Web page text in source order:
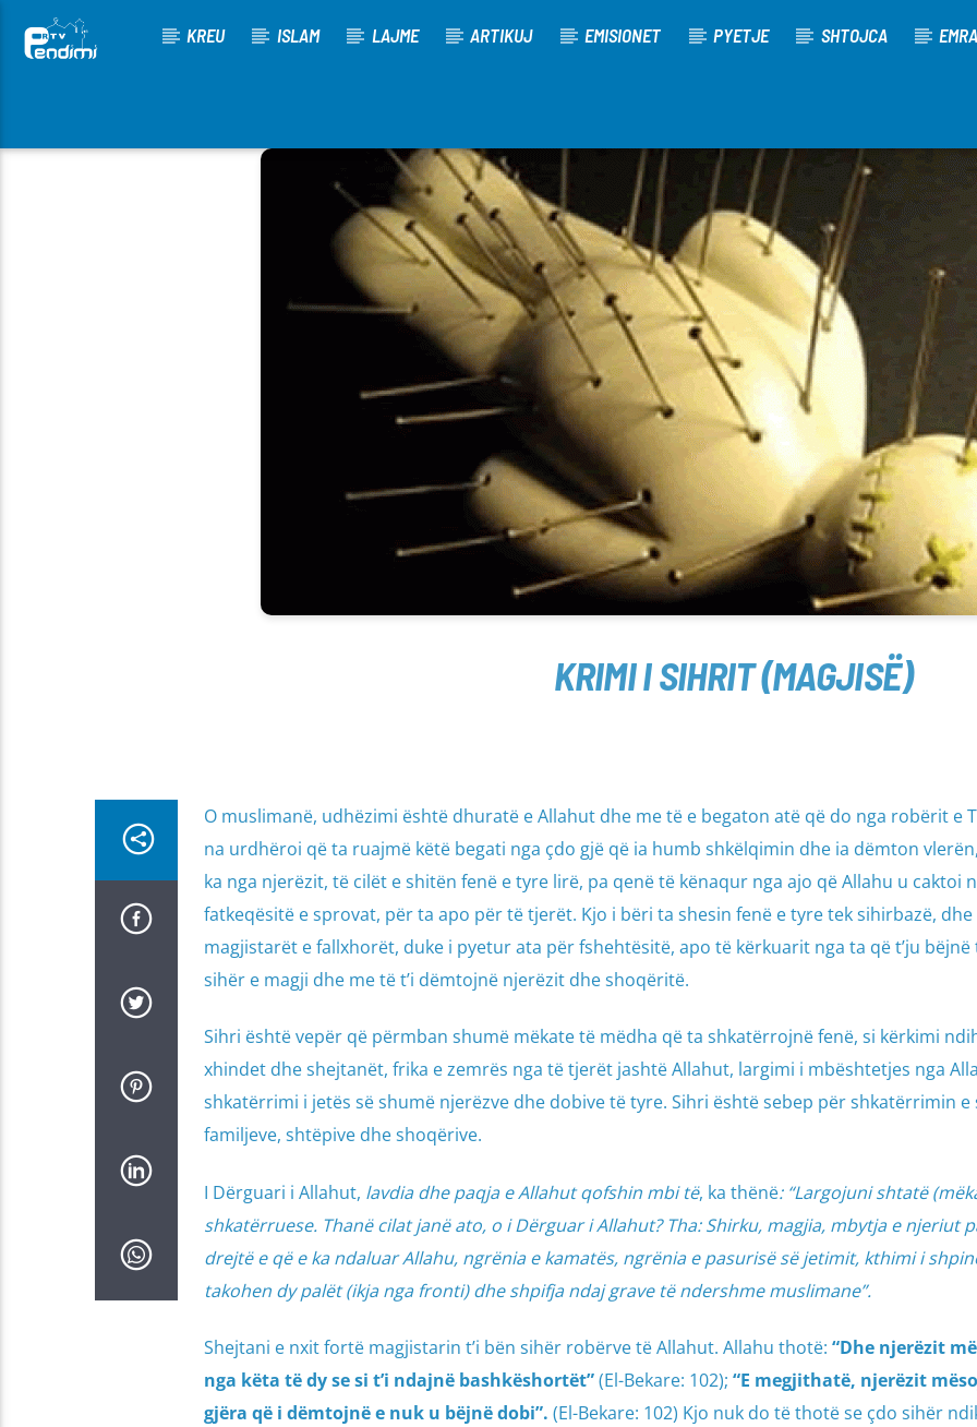
KREU ISLAM LAJME ARTIKUJ EMISIONET PYETJE SHTOJCA EMRA
[There are no radio stations in the database]
KRIMI I SIHRIT (MAGJISË)
O muslimanë, udhëzimi është dhuratë e Allahut dhe me të e begaton atë që do nga robërit e
na urdhëroi që ta ruajmë këtë begati nga çdo gjë që ia humb shkëlqimin dhe ia dëmton
ka nga njerëzit, të cilët e shitën fenë e tyre lirë, pa qenë të kënaqur nga ajo që Allahu u caktoi
fatkeqësitë e sprovat, për ta apo për të tjerët. Kjo i bëri ta shesin fenë e tyre tek sihirbazë, dhe
magjistarët e fallxhorët, duke i pyetur ata për fshehtësitë, apo të kërkuarit nga ta që t’ju bëjnë
sihër e magji dhe me të t’i dëmtojnë njerëzit dhe shoqëritë.
Sihri është vepër që përmban shumë mëkate të mëdha që ta shkatërrojnë fenë, si kërkimi
xhindet dhe shejtanët, frika e zemrës nga të tjerët jashtë Allahut, largimi i mbështetjes nga
shkatërrimi i jetës së shumë njerëzve dhe dobive të tyre. Sihri është sebep për shkatërrimin e
familjeve, shtëpive dhe shoqërive.
I Dërguari i Allahut, lavdia dhe paqja e Allahut qofshin mbi të, ka thënë: “Largojuni shtatë
shkatërruese. Thanë cilat janë ato, o i Dërguar i Allahut? Tha: Shirku, magjia, mbytja e njeriut
drejtë e që e ka ndaluar Allahu, ngrënia e kamatës, ngrënia e pasurisë së jetimit, kthimi i
takohen dy palët (ikja nga fronti) dhe shpifja ndaj grave të ndershme muslimane”.
Shejtani e nxit fortë magjistarin t’i bën sihër robërve të Allahut. Allahu thotë: “Dhe njerëzit
nga këta të dy se si t’i ndajnë bashkëshortët”(El-Bekare: 102); “E megjithatë, njerëzit
gjëra që i dëmtojnë e nuk u bëjnë dobi”. (El-Bekare: 102) Kjo nuk do të thotë se çdo sihër